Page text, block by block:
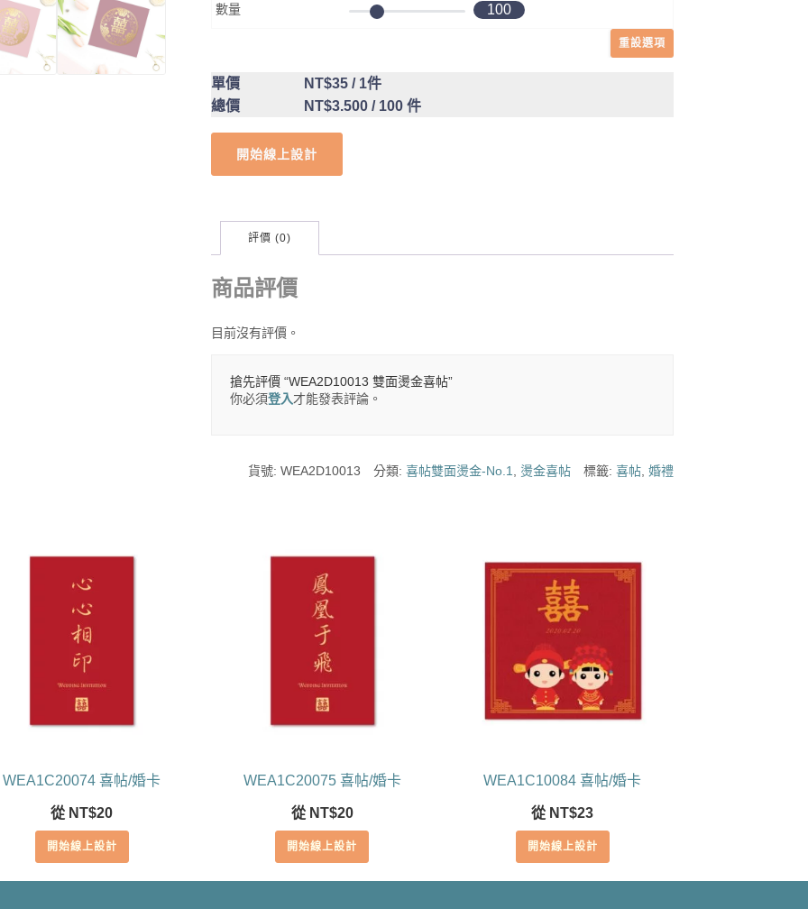
數量 100
重設選項
單價 NT$35 / 1件
總價
NT$3.500 / 100 件
開始線上設計
評價 (0)
商品評價
目前沒有評價。
搶先評價 “WEA2D10013 雙面燙金喜帖”
你必須登入才能發表評論。
貨號: WEA2D10013 分類:喜帖雙面燙金-No.1, 燙金喜帖 標籤:喜帖,婚禮
WEA1C20074 喜帖/婚卡
從 NT$20
開始線上設計
WEA1C20075 喜帖/婚卡
從 NT$20
開始線上設計
WEA1C10084 喜帖/婚卡
從 NT$23
開始線上設計